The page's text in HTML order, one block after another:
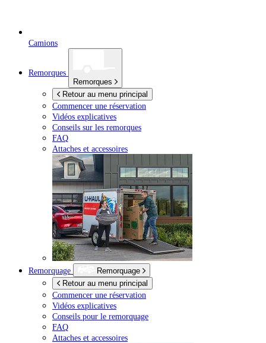
Camions
Remorques
Remorques
Retour au menu principal
Commencer une réservation
Vidéos explicatives
Conseils sur les remorques
FAQ
Attaches et accessoires
Remorquage
Remorquage
Retour au menu principal
Commencer une réservation
Vidéos explicatives
Conseils pour le remorquage
FAQ
Attaches et accessoires